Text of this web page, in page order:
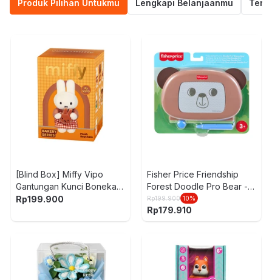
Produk Pilihan Untukmu Lengkapi Belanjaanmu
[Blind Box] Miffy Vipo
Gantungan Kunci Boneka
Plush Bakery
Rp199.900
Fisher Price Friendship
Forest Doodle Pro Bear -
Cokelat
Rp199.900 10%
Rp179.910